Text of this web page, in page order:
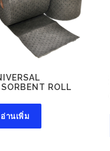
ROLL
อ่านเพิ่ม